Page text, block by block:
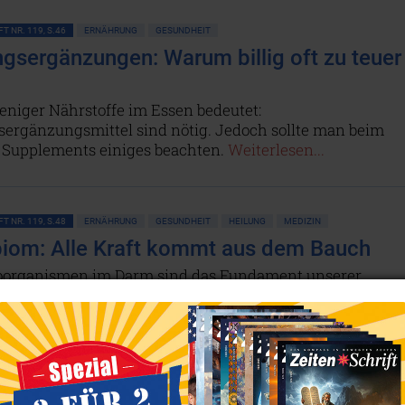
NR. 119, S.46 ERNÄHRUNG GESUNDHEIT
Warum billig oft zu teuer
Nährstoffe im Essen bedeutet:
sind nötig. Jedoch sollte man beim
einiges beachten. Weiterlesen...
NR. 119, S.48 ERNÄHRUNG GESUNDHEIT HEILUNG MEDIZIN
Alle Kraft kommt aus dem Bauch
im Darm sind das Fundament unserer
Doch diese wird durch Umwelteinflüsse, falsche
und neuerdings sogar von mRNA-Impfstoffen schwer
– Umso wichtiger ist es, aktiv für den Schutz des
zu sorgen.Weiterlesen...